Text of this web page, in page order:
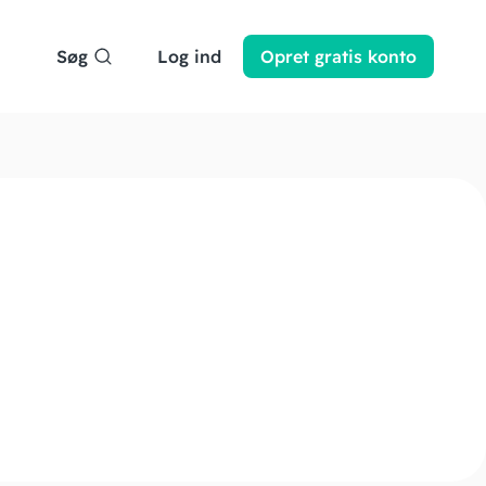
Søg Log ind Opret gratis konto